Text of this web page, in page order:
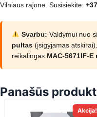
Vilniaus rajone. Susisiekite:
Svarbu: Valdymui nuo
pultas (įsigyjamas
reikalingas MAC-5671IF-
Panašūs
Akcija!